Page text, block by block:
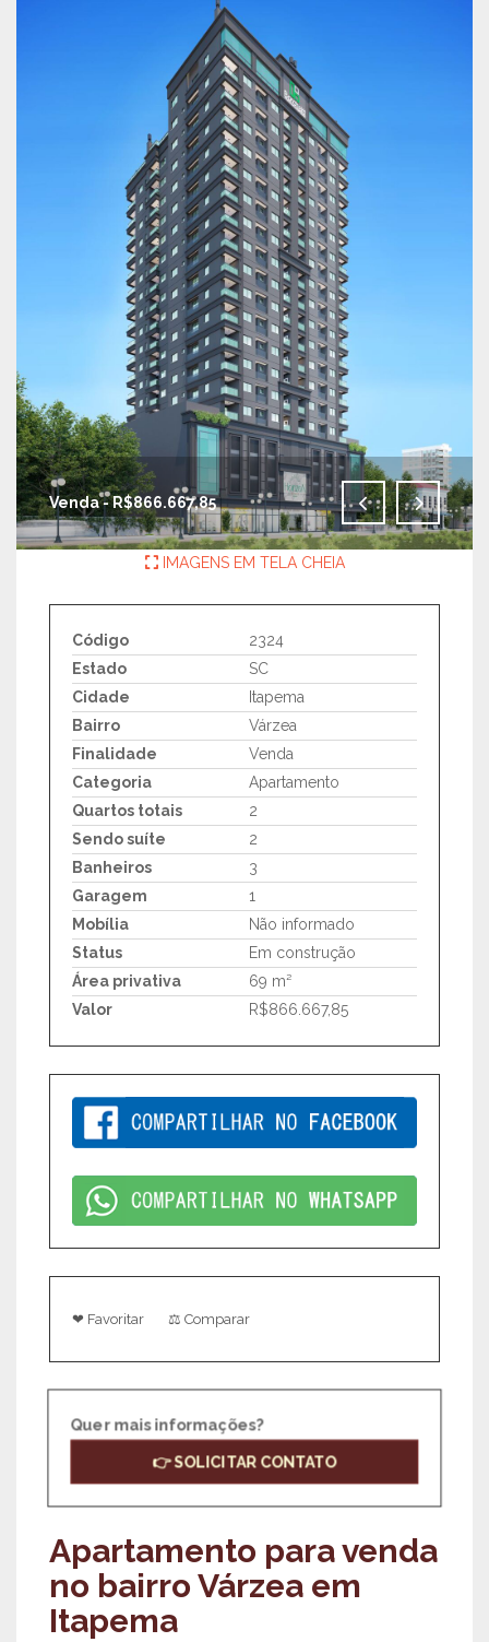
Venda - R$866.667,85
IMAGENS EM TELA CHEIA
Código
2324
Estado
SC
Cidade
Itapema
Bairro
Várzea
Finalidade
Venda
Categoria
Apartamento
Quartos totais
2
Sendo suíte
2
Banheiros
3
Garagem
1
Mobília
Não informado
Status
Em construção
Área privativa
69 m²
Valor
R$866.667,85
❤ Favoritar ⚖ Comparar
Quer mais informações?
👉 SOLICITAR CONTATO
Apartamento para venda
no bairro Várzea em
Itapema